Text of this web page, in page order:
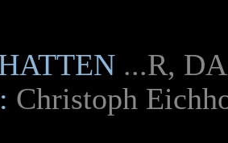
...R,
Christoph